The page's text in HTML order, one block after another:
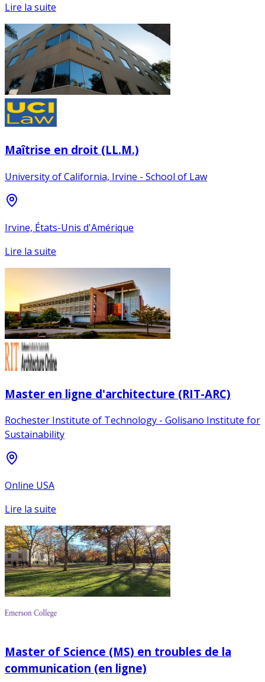
Lire la suite
Maîtrise en droit (LL.M.)
University of California, Irvine - School of Law
Irvine, États-Unis d'Amérique
Lire la suite
Master en ligne d'architecture (RIT-ARC)
Rochester Institute of Technology - Golisano Institute for
Sustainability
Online USA
Lire la suite
Master of Science (MS) en troubles de la
communication (en ligne)